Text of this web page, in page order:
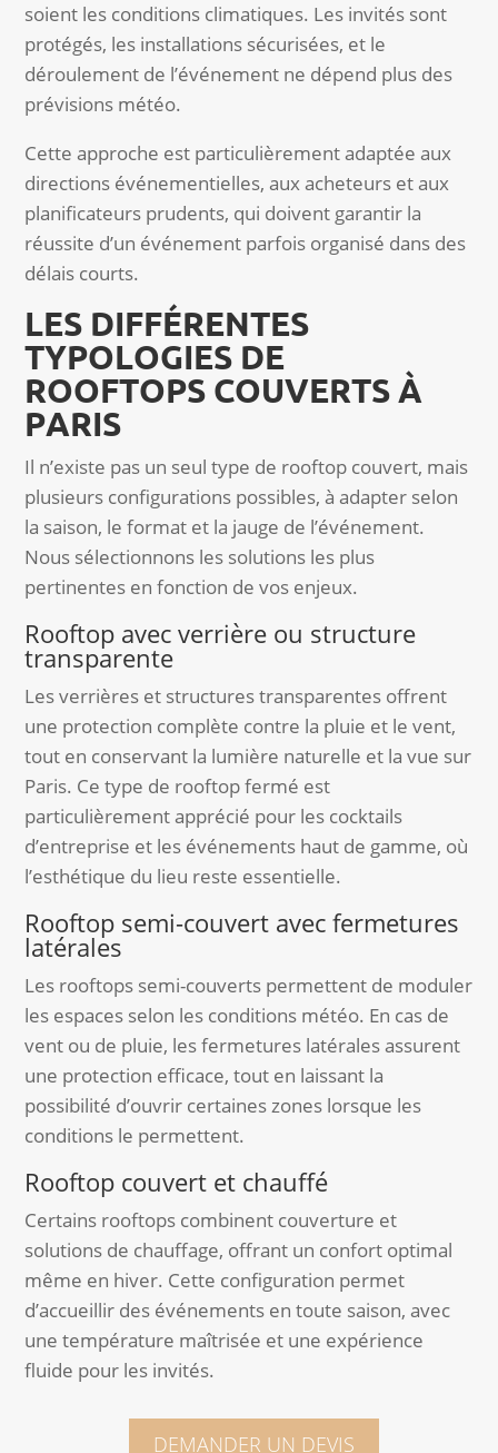
soient les conditions climatiques. Les invités sont
protégés, les installations sécurisées, et le
déroulement de l’événement ne dépend plus des
prévisions météo.
Cette approche est particulièrement adaptée aux
directions événementielles, aux acheteurs et aux
planificateurs prudents, qui doivent garantir la
réussite d’un événement parfois organisé dans des
délais courts.
LES DIFFÉRENTES
TYPOLOGIES DE
ROOFTOPS COUVERTS À
PARIS
Il n’existe pas un seul type de rooftop couvert, mais
plusieurs configurations possibles, à adapter selon
la saison, le format et la jauge de l’événement.
Nous sélectionnons les solutions les plus
pertinentes en fonction de vos enjeux.
Rooftop avec verrière ou structure
transparente
Les verrières et structures transparentes offrent
une protection complète contre la pluie et le vent,
tout en conservant la lumière naturelle et la vue sur
Paris. Ce type de rooftop fermé est
particulièrement apprécié pour les cocktails
d’entreprise et les événements haut de gamme, où
l’esthétique du lieu reste essentielle.
Rooftop semi-couvert avec fermetures
latérales
Les rooftops semi-couverts permettent de moduler
les espaces selon les conditions météo. En cas de
vent ou de pluie, les fermetures latérales assurent
une protection efficace, tout en laissant la
possibilité d’ouvrir certaines zones lorsque les
conditions le permettent.
Rooftop couvert et chauffé
Certains rooftops combinent couverture et
solutions de chauffage, offrant un confort optimal
même en hiver. Cette configuration permet
d’accueillir des événements en toute saison, avec
une température maîtrisée et une expérience
fluide pour les invités.
DEMANDER UN DEVIS